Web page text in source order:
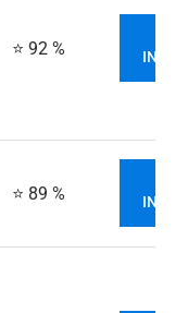
⭐ 92 %
⭐ 89 %